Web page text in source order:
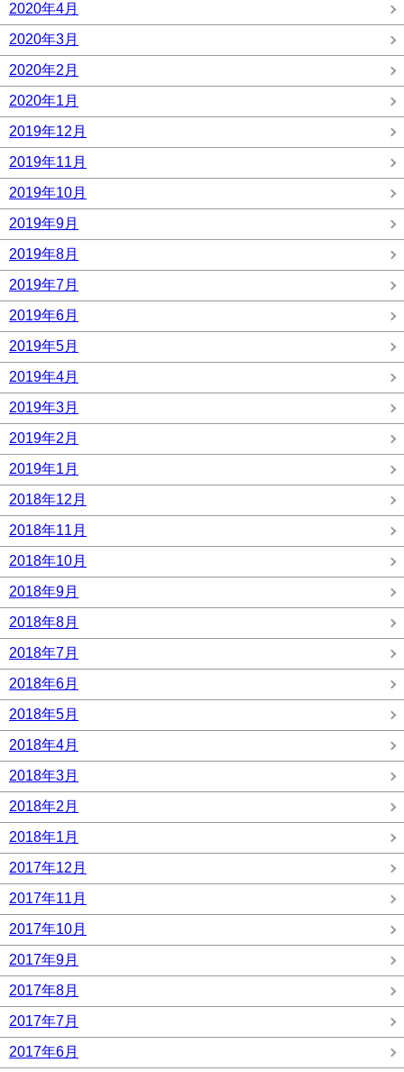
2020年4月
2020年3月
2020年2月
2020年1月
2019年12月
2019年11月
2019年10月
2019年9月
2019年8月
2019年7月
2019年6月
2019年5月
2019年4月
2019年3月
2019年2月
2019年1月
2018年12月
2018年11月
2018年10月
2018年9月
2018年8月
2018年7月
2018年6月
2018年5月
2018年4月
2018年3月
2018年2月
2018年1月
2017年12月
2017年11月
2017年10月
2017年9月
2017年8月
2017年7月
2017年6月